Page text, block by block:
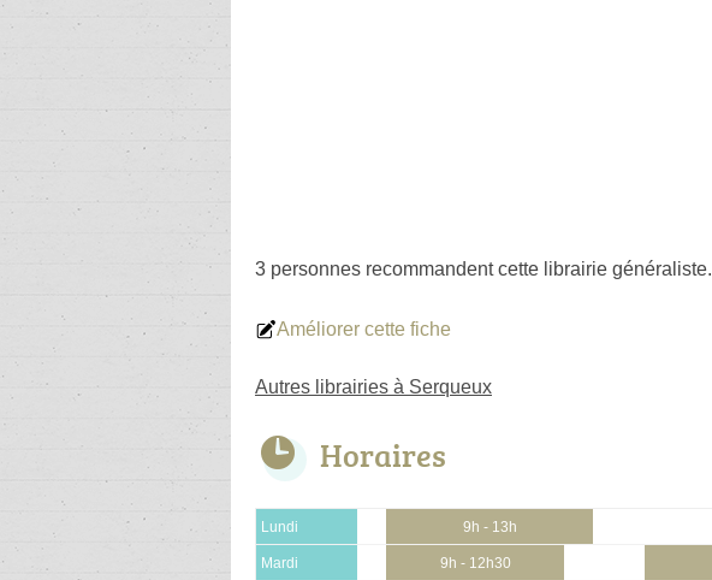
3 personnes recommandentcette librairie généraliste.
Améliorer cette fiche
Autres librairies à Serqueux
Horaires
Lundi 9h - 13h
Mardi 9h - 12h30